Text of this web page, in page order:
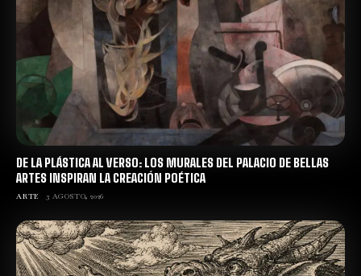
DE LA PLÁSTICA AL VERSO: LOS MURALES DEL PALACIO DE BELLAS
ARTES INSPIRAN LA CREACIÓN POÉTICA
ARTE 3 AGOSTO, 2026